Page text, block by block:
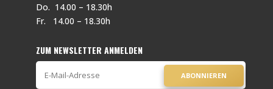
Do. 14.00 – 18.30h
Fr. 14.00 – 18.30h
ZUM NEWSLETTER ANMELDEN
ABONNIEREN